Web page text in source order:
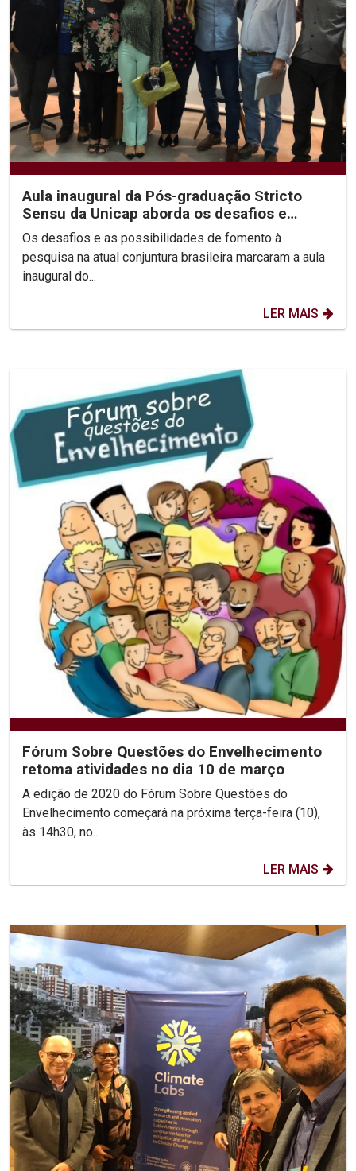
Aula inaugural da Pós-graduação Stricto
Sensu da Unicap aborda os desafios e
perspectivas de...
Os desafios e as possibilidades de fomento à
pesquisa na atual conjuntura brasileira marcaram a aula
inaugural do...
LER MAIS
Fórum Sobre Questões do Envelhecimento
retoma atividades no dia 10 de março
A edição de 2020 do Fórum Sobre Questões do
Envelhecimento começará na próxima terça-feira (10),
às 14h30, no...
LER MAIS